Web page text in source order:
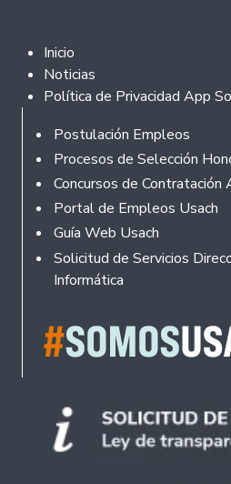
Footer 2
Inicio
Noticias
Política de Privacidad App
Rodapé
Postulación Empleos
Procesos de Selección
Concursos de Contratación
Portal de Empleos Usach
Guía Web Usach
Solicitud de Servicios
Informática